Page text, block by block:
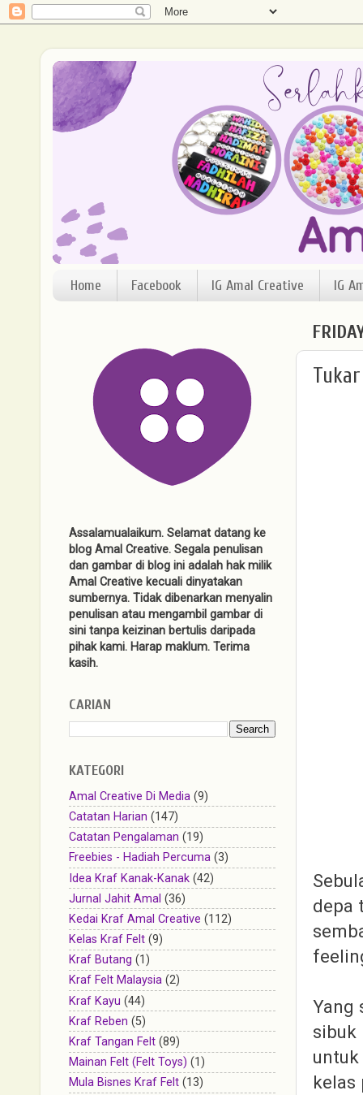
Home Facebook IG Amal Creative IG
depa
Yang
sibuk
kelas
Assalamualaikum. Selamat datang ke
blog Amal Creative. Segala penulisan
dan gambar di blog ini adalah hak milik
Amal Creative kecuali dinyatakan
sumbernya. Tidak dibenarkan menyalin
penulisan atau mengambil gambar di
sini tanpa keizinan bertulis daripada
pihak kami. Harap maklum. Terima
kasih.
CARIAN
KATEGORI
Amal Creative Di Media (9)
Catatan Harian (147)
Catatan Pengalaman (19)
Freebies - Hadiah Percuma (3)
Idea Kraf Kanak-Kanak (42)
Jurnal Jahit Amal (36)
Kedai Kraf Amal Creative (112)
Kelas Kraf Felt (9)
Kraf Butang (1)
Kraf Felt Malaysia (2)
Kraf Kayu (44)
Kraf Reben (5)
Kraf Tangan Felt (89)
Mainan Felt (Felt Toys) (1)
Mula Bisnes Kraf Felt (13)